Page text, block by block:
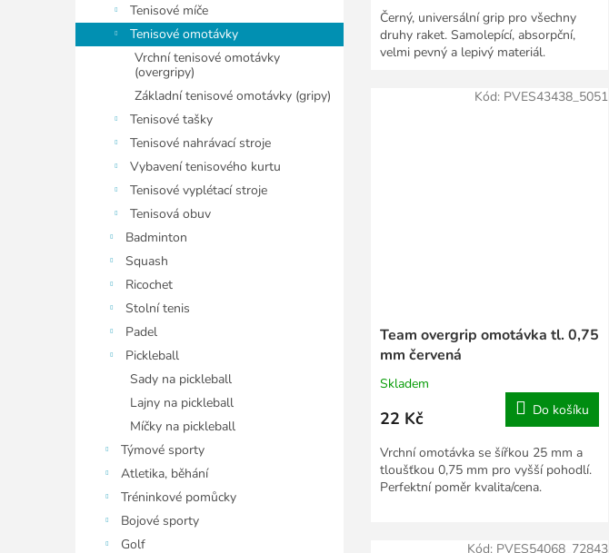
Tenisové míče
Tenisové omotávky
Vrchní tenisové omotávky
(overgripy)
Základní tenisové omotávky (gripy)
Tenisové tašky
Tenisové nahrávací stroje
Vybavení tenisového kurtu
Tenisové vyplétací stroje
Tenisová obuv
Badminton
Squash
Ricochet
Stolní tenis
Padel
Pickleball
Sady na pickleball
Lajny na pickleball
Míčky na pickleball
Týmové sporty
Atletika, běhání
Tréninkové pomůcky
Bojové sporty
Golf
Černý, universální grip pro všechny
druhy raket. Samolepící, absorpční,
velmi pevný a lepivý materiál.
Team overgrip omotávka tl. 0,75
mm červená
Skladem
22 Kč Do košíku
Vrchní omotávka se šířkou 25 mm a
tloušťkou 0,75 mm pro vyšší pohodlí.
Perfektní poměr kvalita/cena.
Kód: PVES43438_5051
Kód: PVES54068_72843